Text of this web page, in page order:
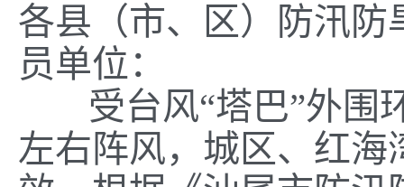
各县（市、区）防汛
员单位：
受台风“塔巴”外围
左右阵风，城区、红